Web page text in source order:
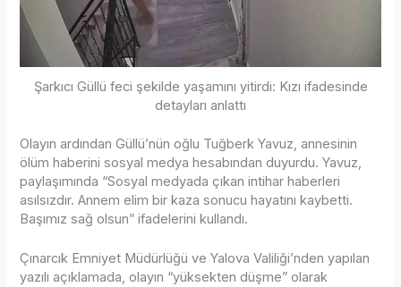
Şarkıcı Güllü feci şekilde yaşamını yitirdi: Kızı ifadesinde
detayları anlattı
Olayın ardından Güllü’nün oğlu Tuğberk Yavuz, annesinin
ölüm haberini sosyal medya hesabından duyurdu. Yavuz,
paylaşımında “Sosyal medyada çıkan intihar haberleri
asılsızdır. Annem elim bir kaza sonucu hayatını kaybetti.
Başımız sağ olsun” ifadelerini kullandı.
Çınarcık Emniyet Müdürlüğü ve Yalova Valiliği’nden yapılan
yazılı açıklamada, olayın “yüksekten düşme” olarak